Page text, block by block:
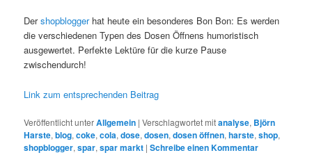
Dershopblogger hat heute ein besonderes Bon Bon: Es werden
die verschiedenen Typen des Dosen Öffnens humoristisch
ausgewertet. Perfekte Lektüre für die kurze Pause
zwischendurch!
Link zum entsprechenden Beitrag
Veröffentlicht unterAllgemein |Verschlagwortet mitanalyse, Björn
Harste,blog,coke,cola,dose,dosen,dosen öffnen,harste,shop,
shopblogger,spar,spar markt |Schreibe einen Kommentar